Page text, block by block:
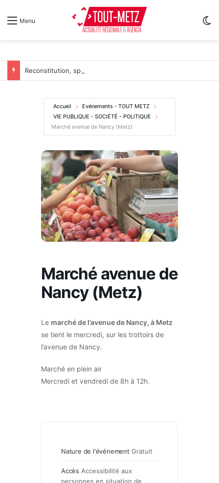
Menu
Accueil
Evénements - TOUT METZ
VIE PUBLIQUE - SOCIÉTÉ - POLITIQUE
Marché avenue de Nancy (Metz)
Marché avenue de
Nancy (Metz)
Le marché de l’avenue de Nancy, à Metz
se tient le mercredi, sur les trottoirs de
l’avenue de Nancy.
Marché en plein air
Mercredi et vendredi de 8h à 12h.
Nature de l'événement Gratuit
Accès Accessibilité aux
personnes en situation de